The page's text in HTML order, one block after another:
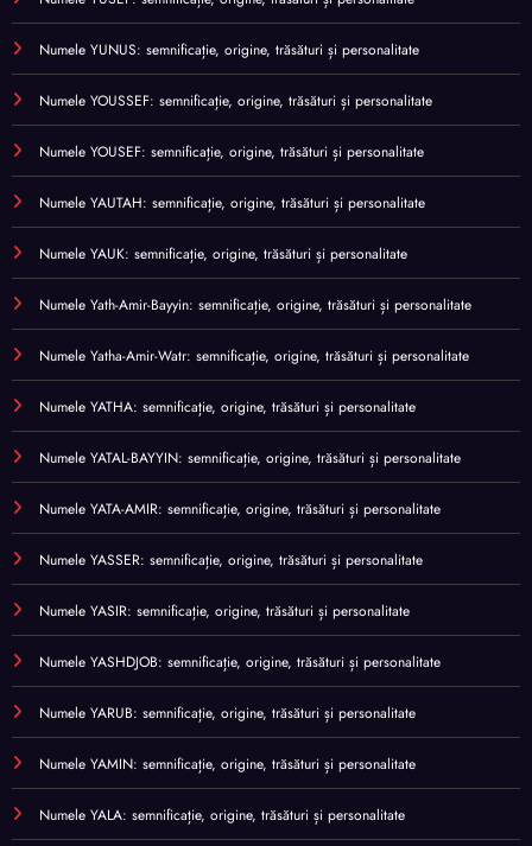
Numele YUNUS: semnificație, origine, trăsături și personalitate
Numele YOUSSEF: semnificație, origine, trăsături și personalitate
Numele YOUSEF: semnificație, origine, trăsături și personalitate
Numele YAUTAH: semnificație, origine, trăsături și personalitate
Numele YAUK: semnificație, origine, trăsături și personalitate
Numele Yath-Amir-Bayyin: semnificație, origine, trăsături și personalitate
Numele Yatha-Amir-Watr: semnificație, origine, trăsături și personalitate
Numele YATHA: semnificație, origine, trăsături și personalitate
Numele YATAL-BAYYIN: semnificație, origine, trăsături și personalitate
Numele YATA-AMIR: semnificație, origine, trăsături și personalitate
Numele YASSER: semnificație, origine, trăsături și personalitate
Numele YASIR: semnificație, origine, trăsături și personalitate
Numele YASHDJOB: semnificație, origine, trăsături și personalitate
Numele YARUB: semnificație, origine, trăsături și personalitate
Numele YAMIN: semnificație, origine, trăsături și personalitate
Numele YALA: semnificație, origine, trăsături și personalitate